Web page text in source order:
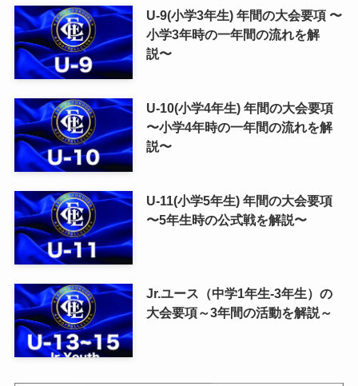
U-9(小学3年生) 年間の大会要項 〜
小学3年時の一年間の流れを解
説〜
U-10(小学4年生) 年間の大会要項
〜小学4年時の一年間の流れを解
説〜
U-11(小学5年生) 年間の大会要項
〜5年生時の公式戦を解説〜
Jr.ユース（中学1年生-3年生）の
大会要項～3年間の活動を解説～